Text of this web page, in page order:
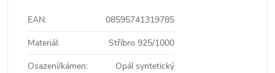
EAN:
08595741319785
Materiál:
Stříbro 925/1000
Osazení/kámen: Opál syntetický